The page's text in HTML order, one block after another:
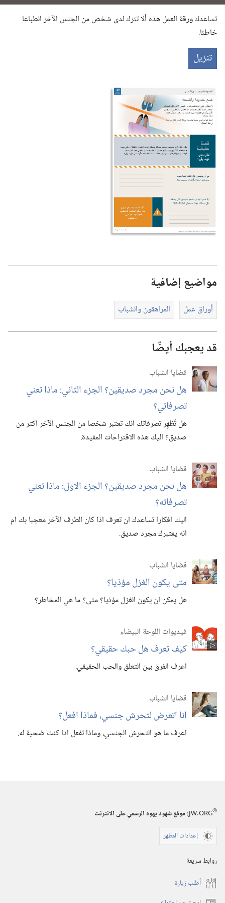
تساعدك ورقة العمل هذه ألا تترك لدى شخص من الجنس الآخر انطباعا
خاطئا.‏
تنزيل
مواضيع إضافية
أوراق عمل المراهقون والشباب
قد يعجبك أيضًا
قضايا الشباب
هل نحن مجرد صديقين؟‏ الجزء الثاني:‏ ماذا تعني
تصرفاتي؟‏
هل تُظهِر تصرفاتك انك تعتبر شخصا من الجنس الآخر اكثر من
صديق؟‏ اليك هذه الاقتراحات المفيدة.‏
قضايا الشباب
هل نحن مجرد صديقين؟‏ الجزء الاول:‏ ماذا تعني
تصرفاته؟‏
اليك افكارا تساعدك ان تعرف اذا كان الطرف الآخر معجبا بك ام
انه يعتبرك مجرد صديق.‏
قضايا الشباب
متى يكون الغزل مؤذيا؟‏
هل يمكن ان يكون الغزل مؤذيا؟‏ متى؟‏ ما هي المخاطر؟‏
فيديوات اللوحة البيضاء
كيف تعرف هل حبك حقيقي؟‏
اعرف الفرق بين التعلق والحب الحقيقي.‏
قضايا الشباب
انا اتعرض لتحرش جنسي،‏ فماذا افعل؟‏
اعرف ما هو التحرش الجنسي،‏ وماذا تفعل اذا كنت ضحية له.‏
JW.ORG®
:‏ موقع شهود يهوه الرسمي على الانترنت
إعدادات المظهر
روابط سريعة
أُطلب زيارة